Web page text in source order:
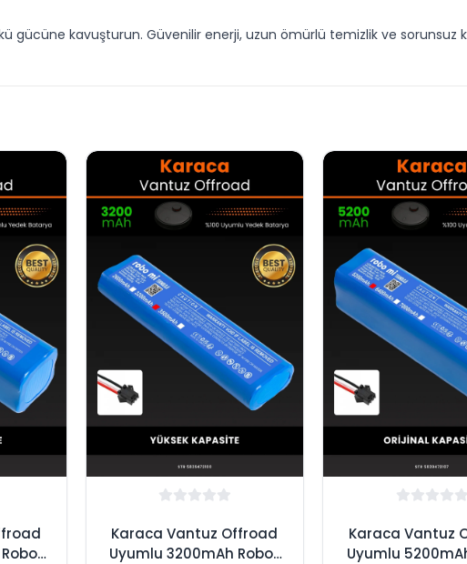
gücüne kavuşturun. Güvenilir enerji, uzun ömürlü temizlik ve sorunsuz
Karaca Vantuz Offroad
Uyumlu 3200mAh Robot
Karaca Vantuz
Uyumlu